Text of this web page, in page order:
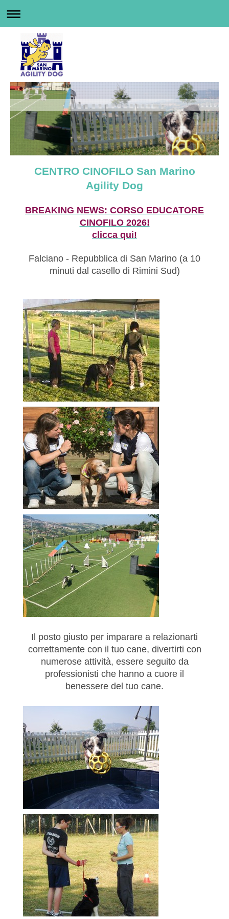
CENTRO CINOFILO San Marino
Agility Dog
BREAKING NEWS: CORSO EDUCATORE
CINOFILO 2026!
clicca qui!
Falciano - Repubblica di San Marino (a 10
minuti dal casello di Rimini Sud)
Il posto giusto per imparare a relazionarti
correttamente con il tuo cane, divertirti con
numerose attività, essere seguito da
professionisti che hanno a cuore il
benessere del tuo cane.